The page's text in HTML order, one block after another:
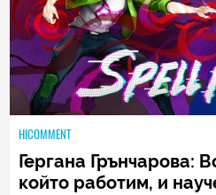
HICOMMENT
Гергана Грънчарова:
който работим, и